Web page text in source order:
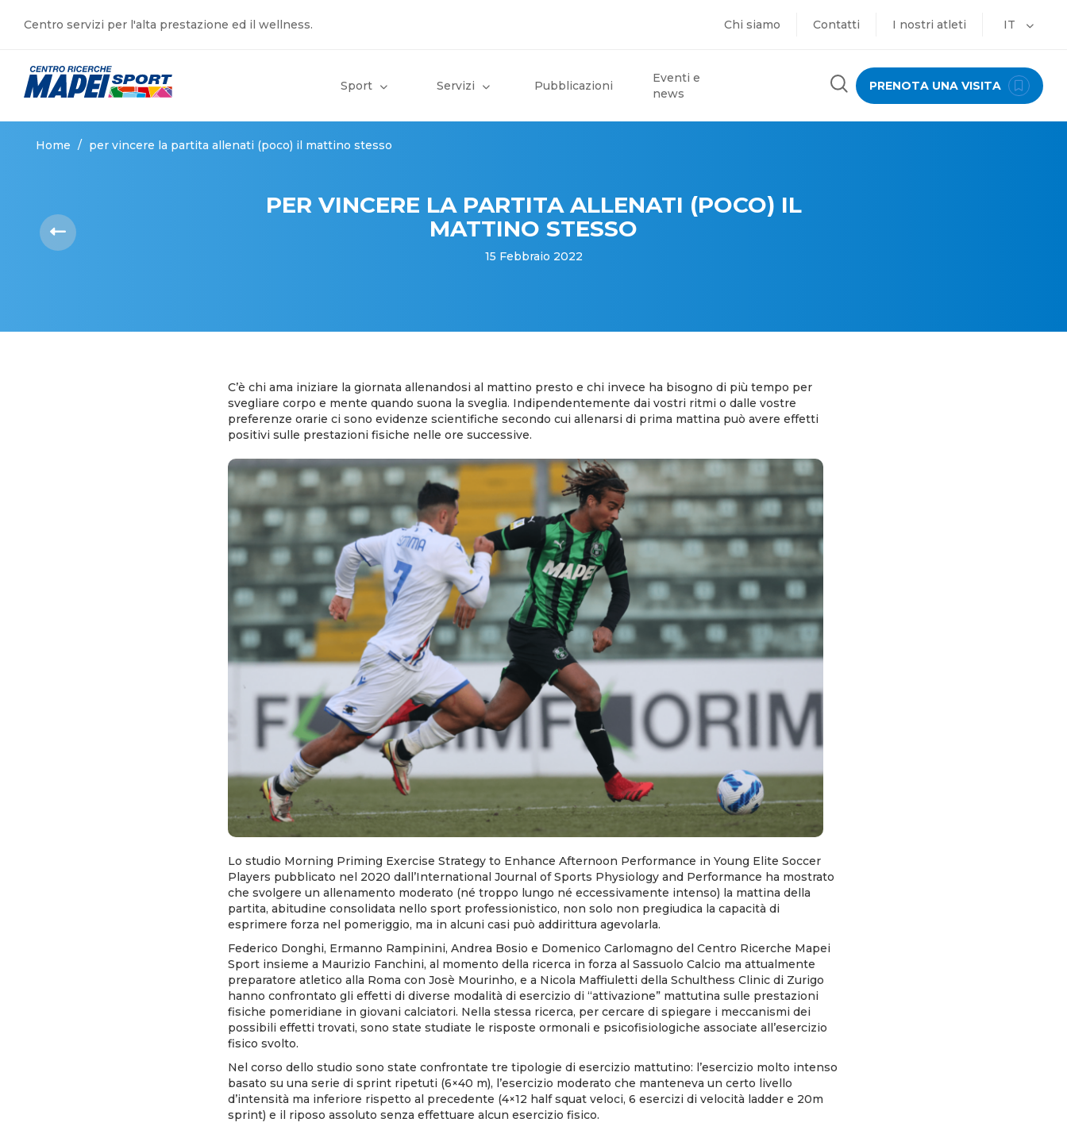
Centro servizi per l'alta prestazione ed il wellness. Chi siamo Contatti I nostri atleti IT
Sport Servizi Pubblicazioni
Eventi e
news
PRENOTA UNA VISITA
Home / per vincere la partita allenati (poco) il mattino stesso
PER VINCERE LA PARTITA ALLENATI (POCO) IL
MATTINO STESSO
15 Febbraio 2022
C’è chi ama iniziare la giornata allenandosi al mattino presto e chi invece ha bisogno di più tempo per
svegliare corpo e mente quando suona la sveglia. Indipendentemente dai vostri ritmi o dalle vostre
preferenze orarie ci sono evidenze scientifiche secondo cui allenarsi di prima mattina può avere effetti
positivi sulle prestazioni fisiche nelle ore successive.
Lo studio Morning Priming Exercise Strategy to Enhance Afternoon Performance in Young Elite Soccer
Players pubblicato nel 2020 dall’International Journal of Sports Physiology and Performance ha mostrato
che svolgere un allenamento moderato (né troppo lungo né eccessivamente intenso) la mattina della
partita, abitudine consolidata nello sport professionistico, non solo non pregiudica la capacità di
esprimere forza nel pomeriggio, ma in alcuni casi può addirittura agevolarla.
Federico Donghi, Ermanno Rampinini, Andrea Bosio e Domenico Carlomagno del Centro Ricerche Mapei
Sport insieme a Maurizio Fanchini, al momento della ricerca in forza al Sassuolo Calcio ma attualmente
preparatore atletico alla Roma con Josè Mourinho, e a Nicola Maffiuletti della Schulthess Clinic di Zurigo
hanno confrontato gli effetti di diverse modalità di esercizio di “attivazione” mattutina sulle prestazioni
fisiche pomeridiane in giovani calciatori. Nella stessa ricerca, per cercare di spiegare i meccanismi dei
possibili effetti trovati, sono state studiate le risposte ormonali e psicofisiologiche associate all’esercizio
fisico svolto.
Nel corso dello studio sono state confrontate tre tipologie di esercizio mattutino: l’esercizio molto intenso
basato su una serie di sprint ripetuti (6×40 m), l’esercizio moderato che manteneva un certo livello
d’intensità ma inferiore rispetto al precedente (4×12 half squat veloci, 6 esercizi di velocità ladder e 20m
sprint) e il riposo assoluto senza effettuare alcun esercizio fisico.